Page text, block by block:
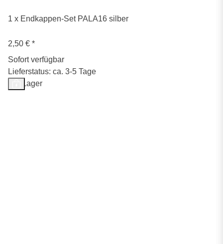
1 x Endkappen-Set PALA16 silber
2,50 € *
Sofort verfügbar
Lieferstatus: ca. 3-5 Tage
Auf Lager